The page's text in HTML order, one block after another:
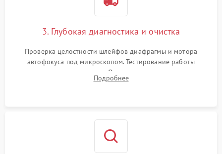
3. Глубокая диагностика и очистка
Проверка целостности шлейфов диафрагмы и мотора
автофокуса под микроскопом. Тестирование работы
электромагнитного привода. Очистка оптических элементов
от пыли, следов влаги и грибка спецрастворами без
Подробнее